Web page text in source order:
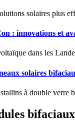
solaires plus
: innovations et
dans les
solaires
à double